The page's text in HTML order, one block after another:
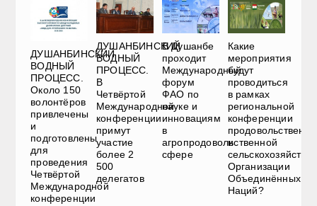
ДУШАНБИНСКИЙ
ВОДНЫЙ
ПРОЦЕСС.
Около 150
волонтёров
привлечены
и
подготовлены
для
проведения
Четвёртой
Международной
конференции
ДУШАНБИНСКИЙ
ВОДНЫЙ
ПРОЦЕСС.
В
Четвёртой
Международной
конференции
примут
участие
более 2
500
делегатов
В Душанбе
проходит
Международный
форум
ФАО по
науке и
инновациям
в
агропродовольственной
сфере
Какие
мероприятия
будут
проводиться
в рамках
региональной
конференции
и
Организации
Объединённых
Наций?